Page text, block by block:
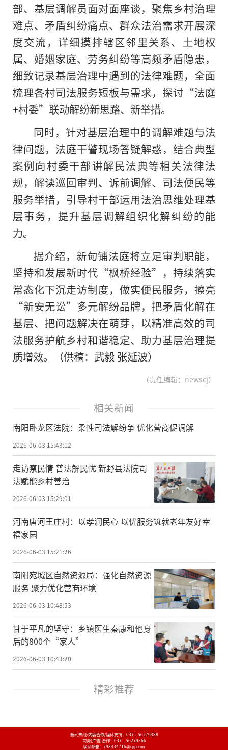
部、基层调解员面对面座谈，聚焦乡村治理
难点、矛盾纠纷痛点、群众法治需求开展深
度交流，详细摸排辖区邻里关系、土地权
属、婚姻家庭、劳务纠纷等高频矛盾隐患，
细致记录基层治理中遇到的法律难题，全面
梳理各村司法服务短板与需求，探讨“法庭
+村委”联动解纷新思路、新举措。
同时，针对基层治理中的调解难题与法
律问题，法庭干警现场答疑解惑，结合典型
案例向村委干部讲解民法典等相关法律法
规，解读巡回审判、诉前调解、司法便民等
服务举措，引导村干部运用法治思维处理基
层事务，提升基层调解组织化解纠纷的能
力。
据介绍，新甸铺法庭将立足审判职能，
坚持和发展新时代“枫桥经验”，持续落实
常态化下沉走访制度，做实便民服务，擦亮
“新安无讼”多元解纷品牌，把矛盾化解在
基层、把问题解决在萌芽，以精准高效的司
法服务护航乡村和谐稳定、助力基层治理提
质增效。（供稿：武毅 张延波）
（责任编辑：newscj）
相关新闻
南阳卧龙区法院：柔性司法解纷争 优化营商促调解
2026-06-03 15:43:12
走访察民情 普法解民忧 新野县法院司
法赋能乡村善治
2026-06-03 15:29:01
河南唐河王庄村：以孝润民心 以优服务筑就老年友好幸
福家园
2026-06-03 15:21:26
南阳宛城区自然资源局：强化自然资源
服务 聚力优化营商环境
2026-06-03 10:48:53
甘于平凡的坚守：乡镇医生秦康和他身
后的800个“家人”
2026-06-03 10:43:20
精彩推荐
新闻热线/内容合作/媒体支持： 0371-56279388
商务(广告)合作： 0371-56279366
联系邮箱：798334716@qq.com